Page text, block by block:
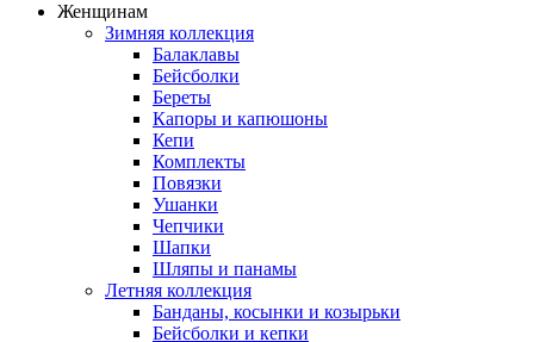
Женщинам
Зимняя коллекция
Балаклавы
Бейсболки
Береты
Капоры и капюшоны
Кепи
Комплекты
Повязки
Ушанки
Чепчики
Шапки
Шляпы и панамы
Летняя коллекция
Банданы, косынки и козырьки
Бейсболки и кепки